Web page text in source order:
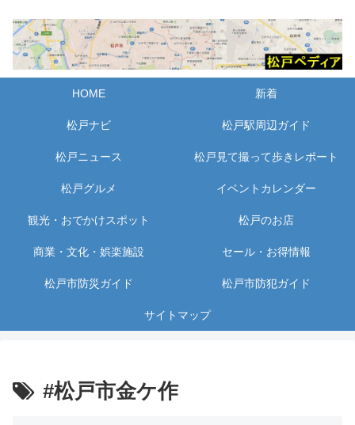
HOME 新着
松戸ナビ 松戸駅周辺ガイド
松戸ニュース 松戸見て撮って歩きレポート
松戸グルメ イベントカレンダー
観光・おでかけスポット 松戸のお店
商業・文化・娯楽施設 セール・お得情報
松戸市防災ガイド 松戸市防犯ガイド
サイトマップ
#松戸市金ケ作